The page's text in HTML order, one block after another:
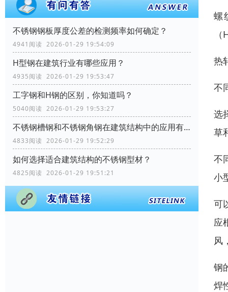
不锈钢钢板厚度公差的检测频率如何确定？
4941阅读 2026-01-29 19:54:09
H型钢在建筑行业有哪些应用？
4935阅读 2026-01-29 19:53:47
工字钢和H钢的区别，你知道吗？
5040阅读 2026-01-29 19:53:27
不锈钢槽钢和不锈钢角钢在建筑结构中的应用有何区别？
4833阅读 2026-01-29 19:52:29
如何选择适合建筑结构的不锈钢型材？
4825阅读 2026-01-29 19:51:21
螺
热
不
选
草
不
小
可
应
风
钢
焊